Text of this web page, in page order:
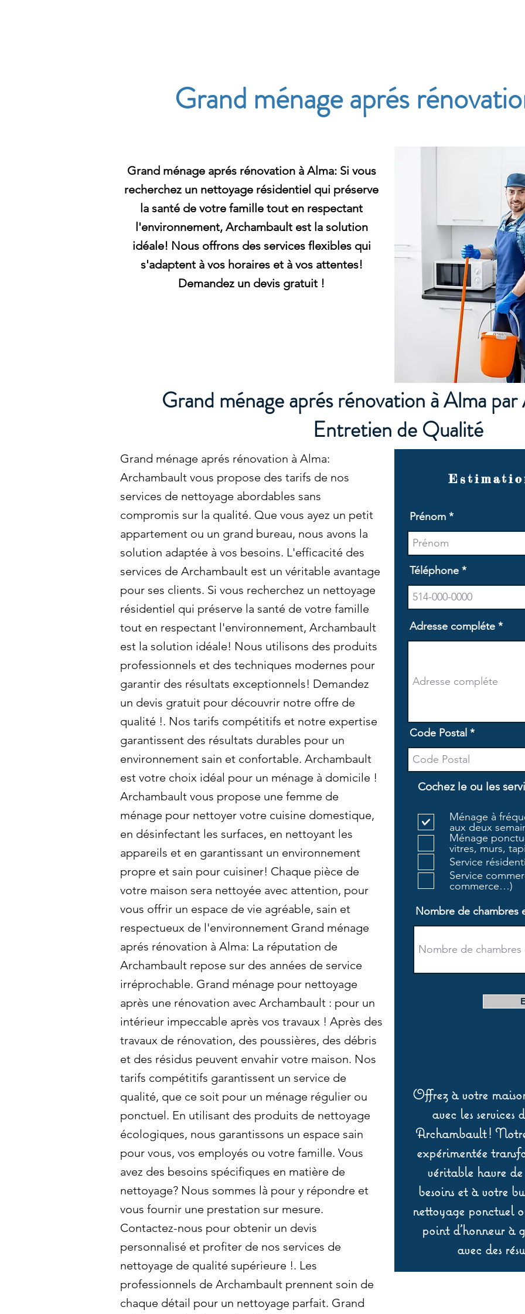
Grand ménage aprés
Grand ménage aprés rénovation à Alma: Si vous
recherchez un nettoyage résidentiel qui préserve
la santé de votre famille tout en respectant
l'environnement, Archambault est la solution
idéale! Nous offrons des services flexibles qui
s'adaptent à vos horaires et à vos attentes!
Demandez un devis gratuit !
Grand ménage aprés rénovation à Alma
Entretien de Qualité
Grand ménage aprés rénovation à Alma:
Archambault vous propose des tarifs de nos
services de nettoyage abordables sans
compromis sur la qualité. Que vous ayez un petit
appartement ou un grand bureau, nous avons la
solution adaptée à vos besoins. L'efficacité des
services de Archambault est un véritable avantage
pour ses clients. Si vous recherchez un nettoyage
résidentiel qui préserve la santé de votre famille
tout en respectant l'environnement, Archambault
est la solution idéale! Nous utilisons des produits
professionnels et des techniques modernes pour
garantir des résultats exceptionnels! Demandez
un devis gratuit pour découvrir notre offre de
qualité !. Nos tarifs compétitifs et notre expertise
garantissent des résultats durables pour un
environnement sain et confortable. Archambault
est votre choix idéal pour un ménage à domicile !
Archambault vous propose une femme de
ménage pour nettoyer votre cuisine domestique,
en désinfectant les surfaces, en nettoyant les
appareils et en garantissant un environnement
propre et sain pour cuisiner! Chaque pièce de
votre maison sera nettoyée avec attention, pour
vous offrir un espace de vie agréable, sain et
respectueux de l'environnement Grand ménage
aprés rénovation à Alma: La réputation de
Archambault repose sur des années de service
irréprochable. Grand ménage pour nettoyage
après une rénovation avec Archambault : pour un
intérieur impeccable après vos travaux ! Après des
travaux de rénovation, des poussières, des débris
et des résidus peuvent envahir votre maison. Nos
tarifs compétitifs garantissent un service de
qualité, que ce soit pour un ménage régulier ou
ponctuel. En utilisant des produits de nettoyage
écologiques, nous garantissons un espace sain
pour vous, vos employés ou votre famille. Vous
avez des besoins spécifiques en matière de
nettoyage? Nous sommes là pour y répondre et
vous fournir une prestation sur mesure.
Contactez-nous pour obtenir un devis
personnalisé et profiter de nos services de
nettoyage de qualité supérieure !. Les
professionnels de Archambault prennent soin de
chaque détail pour un nettoyage parfait. Grand
Prénom
Téléphone
Adresse compléte
Code Postal
Cochez le ou les
Ménage à
aux deux
Ménage
vitres, murs,
Service
Service
commerce…)
Nombre de chambres
Offrez à votre
avec les services
Archambault !
expérimentée
véritable havre
besoins et à votre
nettoyage ponctuel
point d’honneur à
avec des